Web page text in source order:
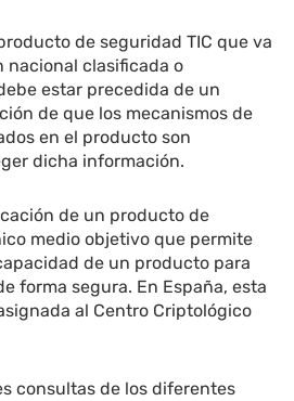
de seguridad TIC que va
nacional clasificada o
estar precedida de un
de que los mecanismos de
en el producto son
dicha información.
de un producto de
medio objetivo que permite
de un producto para
forma segura. En España, esta
al Centro Criptológico
consultas de los diferentes